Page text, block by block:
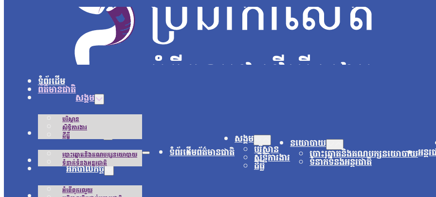
ទំព័រដើម
ព័ត៌មានជាតិ
សង្គម
បរិស្ថាន
សិទ្ធិការងារ
ដីធ្លីនយោបាយ
បោះឆ្នោតនិងគណបក្សនយោបាយ
ទំនាក់ទំនងអន្តរជាតិ
អន្តរជាតិ
អភិបាលកិច្ច
អំពើពុករលួយ
ទំព័រដើមព័ត៌មានជាតិ
សង្គម
បរិស្ថាន
សិទ្ធិការងារ
ដីធ្លី
នយោបាយ
បោះឆ្នោតនិងគណបក្សនយោបាយ
ទំនាក់ទំនងអន្តរជាតិ
អន្ត